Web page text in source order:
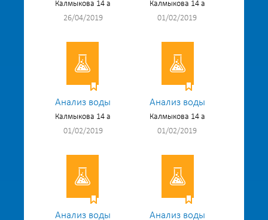
Калмыкова 14 а
26/04/2019
Калмыкова 14 а
01/02/2019
Анализ воды
Калмыкова 14 а
01/02/2019
Анализ воды
Калмыкова 14 а
01/02/2019
Анализ воды Анализ воды